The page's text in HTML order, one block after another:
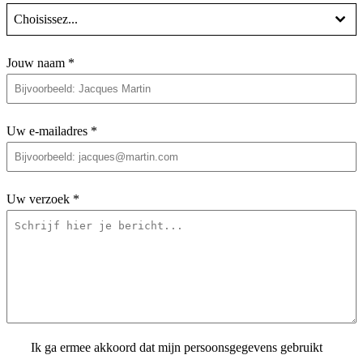
Choisissez...
Jouw naam *
Uw e-mailadres *
Uw verzoek *
Ik ga ermee akkoord dat mijn persoonsgegevens gebruikt